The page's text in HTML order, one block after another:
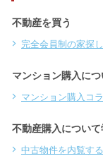
不動産を買う
完全会員制の家探
マンション購入に
マンション購入コ
不動産購入について
中古物件を内覧す